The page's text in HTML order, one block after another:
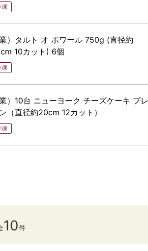
凍
業）タルト オ ポワール 750g (直径約
10カット) 6個
凍
業）10台 ニューヨーク チーズケーキ プレ
（直径約20cm 12カット）
凍
10件